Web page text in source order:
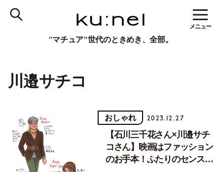
"マチュア"世代のときめき、全部。
メニュー
川邉サチコ
おしゃれ 2023.12.27
【石川三千花さん×川邉サチ
コさん】映画はファッション
のお手本！ふたりのセンスを